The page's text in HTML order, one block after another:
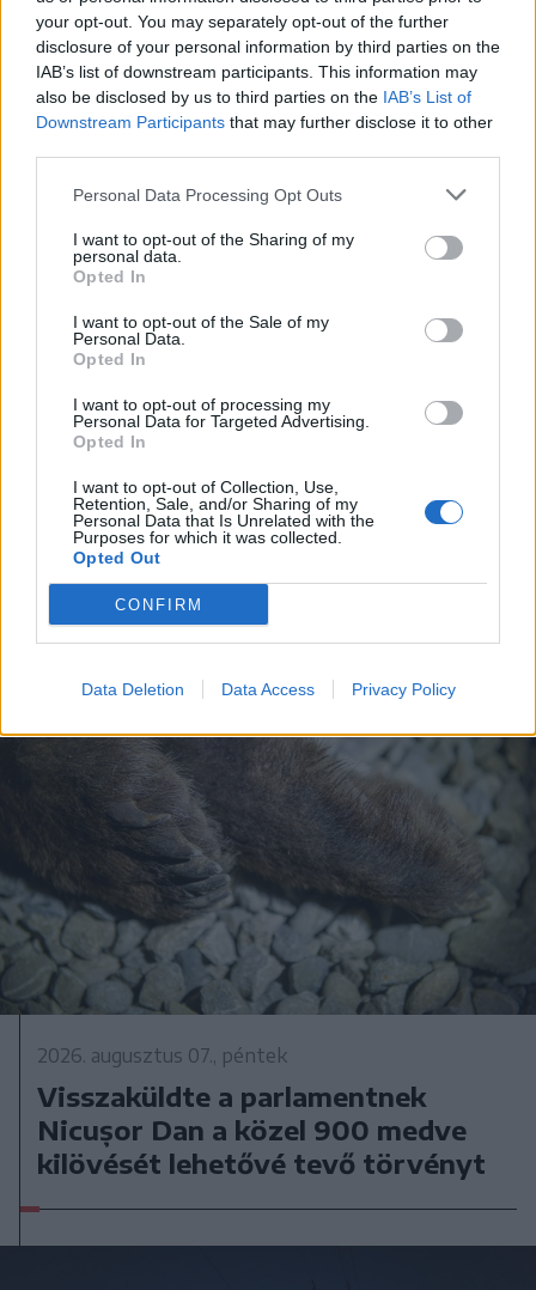
your opt-out. You may separately opt-out of the further
disclosure of your personal information by third parties on the
IAB’s list of downstream participants. This information may
also be disclosed by us to third parties on the IAB’s List of
Downstream Participants that may further disclose it to other
Personal Data Processing Opt Outs
I want to opt-out of the Sharing of my
personal data.
Opted In
I want to opt-out of the Sale of my
Personal Data.
Opted In
I want to opt-out of processing my
Personal Data for Targeted Advertising.
Opted In
I want to opt-out of Collection, Use,
Retention, Sale, and/or Sharing of my
Personal Data that Is Unrelated with the
Purposes for which it was collected.
Opted Out
CONFIRM
Data Deletion Data Access Privacy Policy
2026. augusztus 07., péntek
Románul is helyt kell állni a hétfőn
kezdődő írásbeliken – így
készülhetnek a pótérettségizők
2026. augusztus 07., péntek
Visszaküldte a parlamentnek
Nicușor Dan a közel 900 medve
kilövését lehetővé tevő törvényt